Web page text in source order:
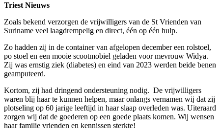
Triest Nieuws
Zoals bekend verzorgen de vrijwilligers van de St Vrienden van
Suriname veel laagdrempelig en direct, één op één hulp.
Zo hadden zij in de container van afgelopen december een rolstoel,
po stoel en een mooie scootmobiel geladen voor mevrouw Widya.
Zij was ernstig ziek (diabetes) en eind van 2023 werden beide benen
geamputeerd.
Kortom, zij had dringend ondersteuning nodig. De vrijwilligers
waren blij haar te kunnen helpen, maar onlangs vernamen wij dat zij
plotseling op 60 jarige leeftijd in haar slaap overleden was. Uiteraard
zorgen wij dat de goederen op een goede plaats komen. Wij wensen
haar familie vrienden en kennissen sterkte!